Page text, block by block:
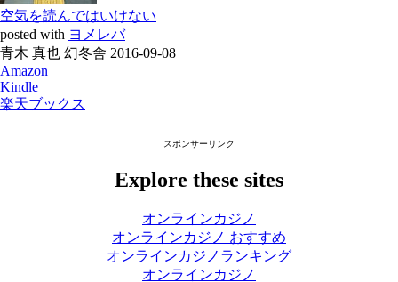
空気を読んではいけない
posted with ヨメレバ
青木 真也 幻冬舎 2016-09-08
Amazon
Kindle
楽天ブックス
スポンサーリンク
Explore these sites
オンラインカジノ
オンラインカジノ おすすめ
オンラインカジノランキング
オンラインカジノ